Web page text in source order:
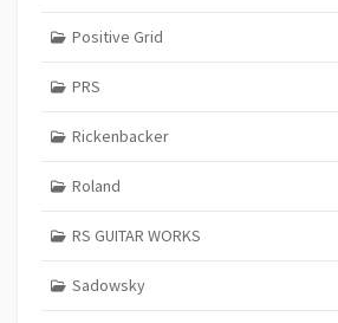
Positive Grid
PRS
Rickenbacker
Roland
RS GUITAR WORKS
Sadowsky